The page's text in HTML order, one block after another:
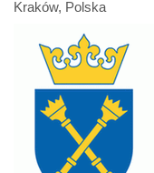
Kraków, Polska